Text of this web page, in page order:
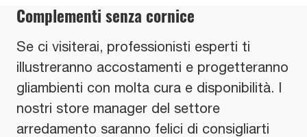
Complementi senza cornice
Se ci visiterai, professionisti esperti ti
illustreranno accostamenti e progetteranno
gliambienti con molta cura e disponibilità. I
nostri store manager del settore
arredamento saranno felici di consigliarti